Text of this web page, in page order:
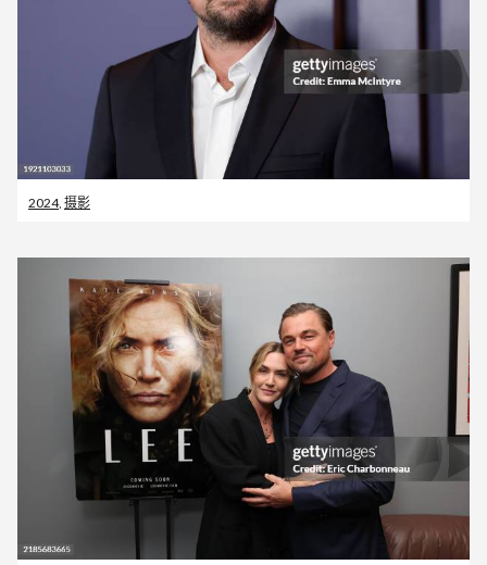
2024, 摄影